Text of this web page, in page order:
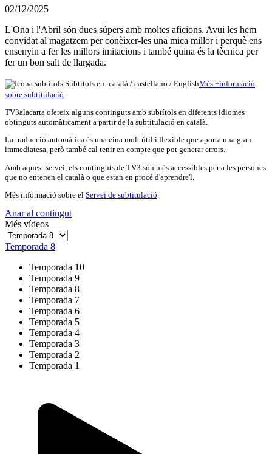
02/12/2025
L'Ona i l'Abril són dues súpers amb moltes aficions. Avui les hem
convidat al magatzem per conèixer-les una mica millor i perquè ens
ensenyin a fer les millors imitacions i també quina és la tècnica per
fer un bon salt de llargada.
Subtítols en: català / castellano / EnglishMés +informació
sobre subtitulació
TV3alacarta ofereix alguns continguts amb subtítols en diferents idiomes
obtinguts automàticament a partir de la subtitulació en català.
La traducció automàtica és una eina molt útil i flexible que aporta una gran
immediatesa, però també cal tenir en compte que pot generar errors.
Amb aquest servei, els continguts de TV3 són més accessibles per a les persones
que no entenen el català o que estan en procé d'aprendre'l.
Més informació sobre el Servei de subtitulació
Anar al contingut
Més vídeos
Temporada 8
Temporada 10
Temporada 9
Temporada 8
Temporada 7
Temporada 6
Temporada 5
Temporada 4
Temporada 3
Temporada 2
Temporada 1